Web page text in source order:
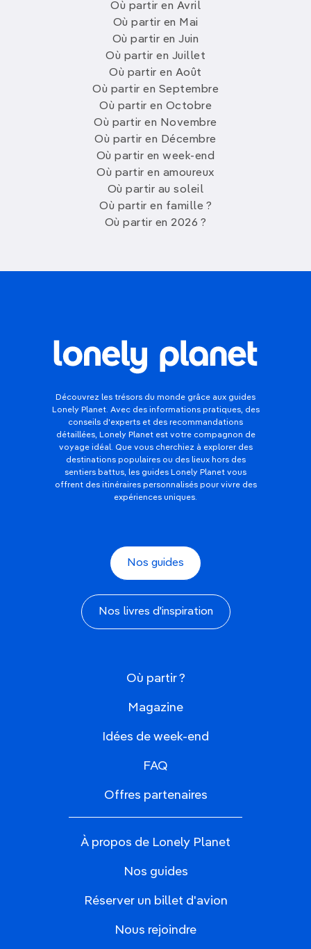
Où partir en Avril
Où partir en Mai
Où partir en Juin
Où partir en Juillet
Où partir en Août
Où partir en Septembre
Où partir en Octobre
Où partir en Novembre
Où partir en Décembre
Où partir en week-end
Où partir en amoureux
Où partir au soleil
Où partir en famille ?
Où partir en 2026 ?
Découvrez les trésors du monde grâce aux guides
Lonely Planet. Avec des informations pratiques, des
conseils d'experts et des recommandations
détaillées, Lonely Planet est votre compagnon de
voyage idéal. Que vous cherchiez à explorer des
destinations populaires ou des lieux hors des
sentiers battus, les guides Lonely Planet vous
offrent des itinéraires personnalisés pour vivre des
expériences uniques.
Nos guides
Nos livres d'inspiration
Où partir ?
Magazine
Idées de week-end
FAQ
Offres partenaires
À propos de Lonely Planet
Nos guides
Réserver un billet d'avion
Nous rejoindre